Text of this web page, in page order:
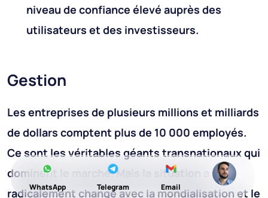
niveau de confiance élevé auprès des
utilisateurs et des investisseurs.
Gestion
Les entreprises de plusieurs millions et milliards
de dollars comptent plus de 10 000 employés.
Ce sont les véritables géants transnationaux qui
dominent le marché. Mais la situation a
radicalement changé avec la mondialisation et le
WhatsApp Telegram Email